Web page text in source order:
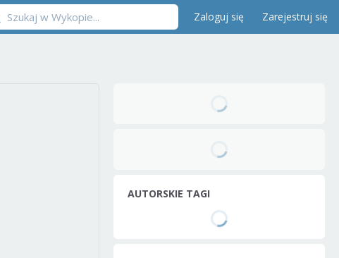
Zaloguj się Zarejestruj się
AUTORSKIE TAGI